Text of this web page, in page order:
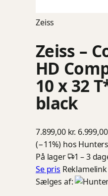
Zeiss
Zeiss –
HD
10 x 32
black
7.899,00 kr.
(−11%) hos
På lager
1 – 3
Se pris Reklamelink
Sælges af: